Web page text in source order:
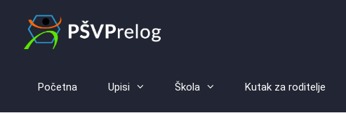
Početna Upisi Škola Kutak za roditelje